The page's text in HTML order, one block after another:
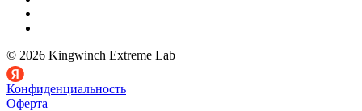
© 2026 Kingwinch Extreme Lab
Конфиденциальность
Оферта